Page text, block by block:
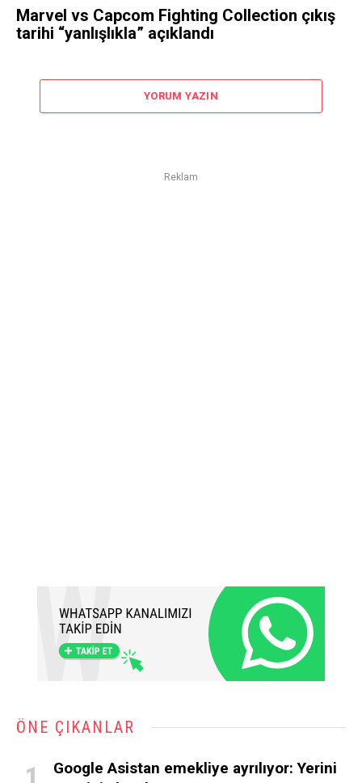
Marvel vs Capcom Fighting Collection çıkış
tarihi “yanlışlıkla” açıklandı
YORUM YAZIN
Reklam
ÖNE ÇIKANLAR
Google Asistan emekliye ayrılıyor: Yerini